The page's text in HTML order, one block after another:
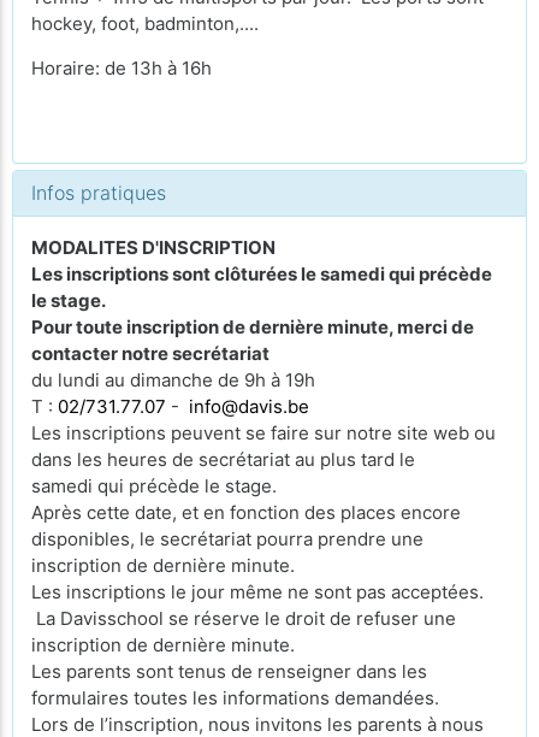
hockey, foot, badminton,....
Horaire: de 13h à 16h
Infos pratiques
MODALITES D'INSCRIPTION
Les inscriptions sont clôturées le samedi qui précède
le stage.
Pour toute inscription de dernière minute, merci de
contacter notre secrétariat
du lundi au dimanche de 9h à 19h
T : 02/731.77.07 - info@davis.be
Les inscriptions peuvent se faire sur notre site web ou
dans les heures de secrétariat au plus tard le
samedi qui précède le stage.
Après cette date, et en fonction des places encore
disponibles, le secrétariat pourra prendre une
inscription de dernière minute.
Les inscriptions le jour même ne sont pas acceptées.
La Davisschool se réserve le droit de refuser une
inscription de dernière minute.
Les parents sont tenus de renseigner dans les
formulaires toutes les informations demandées.
Lors de l’inscription, nous invitons les parents à nous